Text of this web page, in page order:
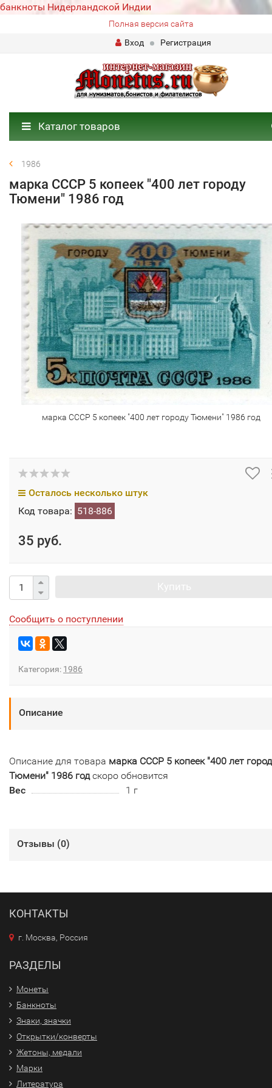
банкноты Нидерландской Индии
Полная версия сайта
Вход
Регистрация
Каталог товаров
1986
марка СССР 5 копеек "400 лет городу
Тюмени" 1986 год
марка СССР 5 копеек "400 лет городу Тюмени" 1986 год
Осталось несколько штук
Код товара: 518-886
35 руб.
Сообщить о поступлении
Категория: 1986
Описание
Описание для товара марка СССР 5 копеек "400 лет
Тюмени" 1986 годскоро обновится
Вес
1 г
Отзывы (0)
КОНТАКТЫ
г. Москва, Россия
РАЗДЕЛЫ
Монеты
Банкноты
Знаки, значки
Открытки/конверты
Жетоны, медали
Марки
Литература